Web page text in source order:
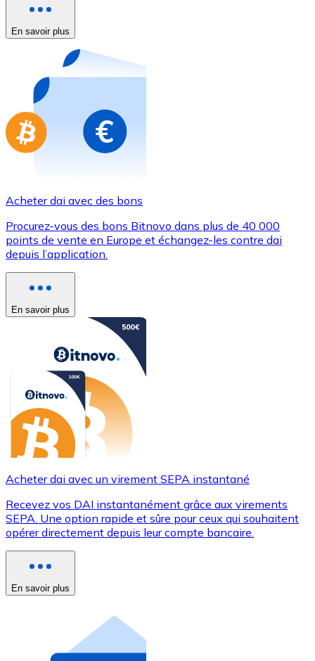
Achetez des cartes-cadeaux de vos marques
Aller à la boutique de cartes-cadeaux
En savoir plus
Acheter dai avec des bons
Procurez-vous des bons Bitnovo dans plus de 40 000
points de vente en Europe et échangez-les contre dai
depuis l’application.
En savoir plus
Acheter dai avec un virement SEPA instantané
Recevez vos DAI instantanément grâce aux virements
SEPA. Une option rapide et sûre pour ceux qui souhaitent
opérer directement depuis leur compte bancaire.
En savoir plus